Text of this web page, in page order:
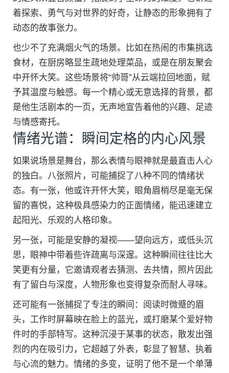
着探索、勇气与对世界的好奇，让静态的形象拥有了
动态的故事张力。
也少不了充满烟火气的场景。比如在热闹的市集挑选
食材，在厨房略显生疏地处理菜品，或是在朋友聚会
中开怀大笑。这些场景将“帅哥”从云端拉回地面，赋
予其温度与触感。每一个精心或无意选择的背景，都
是他生活剧本的一页，无声地宣告着他的兴趣、足迹
与情感寄托。
情绪光谱：瞬间定格的内心风景
如果说场景是舞台，那么表情与眼神就是最直击人心
的独白。八张照片，可能捕捉了八种不同的情绪状
态。有一张，他或许开怀大笑，眼角眉梢尽是毫无保
留的喜悦，这种极具感染力的正面情绪，能迅速建立
起阳光、乐观的人格印象。
另一张，可能是安静的凝视——望向远方，或低头沉
思，眼神中带着些许疏离与深邃。这种瞬间往往比大
笑更有分量，它邀请观者去猜测、去共情，照片因此
有了留白与深度，人物形象也变得复杂而耐人寻味。
还可能有一张捕捉了专注的瞬间：阅读时微蹙的眉
头，工作时屏幕映在脸上的蓝光，或打磨某个爱好物
件时的手部特写。这种沉浸于某事的状态，散发出强
烈的内在吸引力，它超越了外表，彰显了智慧、执着
与心流的魅力。情绪的多变，证明了他不是一个单薄